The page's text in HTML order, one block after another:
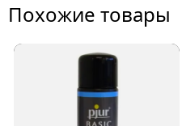
Похожие товары